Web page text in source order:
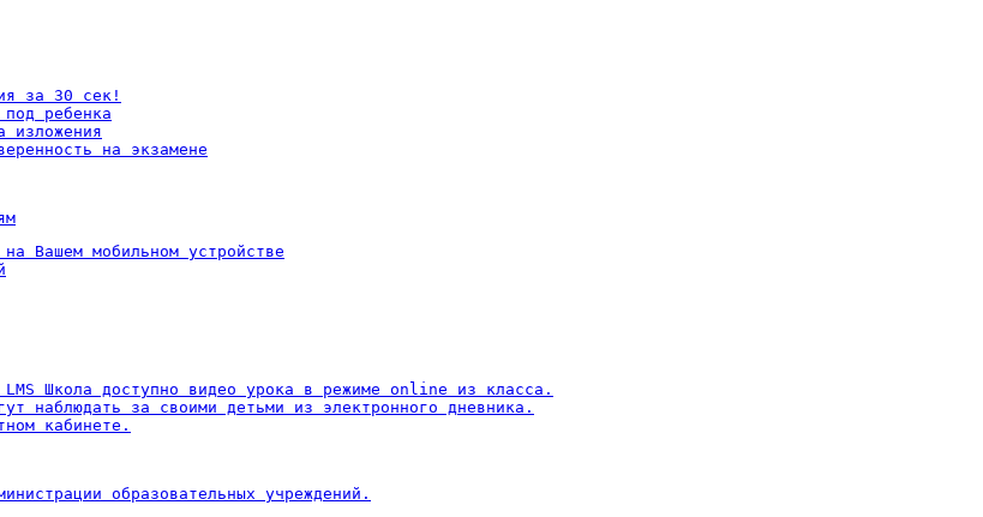
за 30 сек!
ребенка
изложения
на экзамене
Вашем мобильном устройстве
LMS Школа доступно видео урока в режиме online из класса.
наблюдать за своими детьми из электронного дневника.
кабинете.
образовательных учреждений.